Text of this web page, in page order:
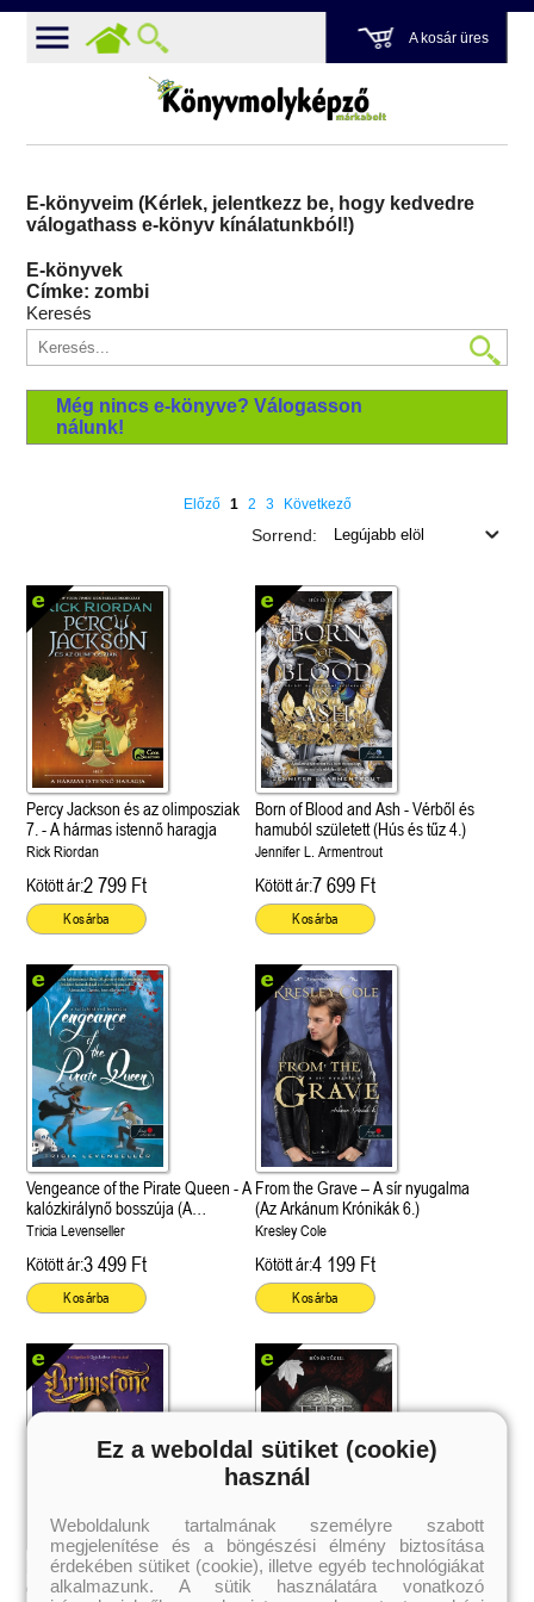
A kosár üres
cél (Off-Campus 4.)
olvasható!
21.
Grace and Glory - Kegyelem és
dicsőség (Az Előhírnök-trilógia
3.)Különleges éldekorált kiadás!
31.
Bad Girl Reputation
lány (Avalon Bay 2.)
Elle Kennedy
E-könyveim (Kérlek, jelentkezz be, hogy kedvedre
válogathass e-könyv kínálatunkból!)
E-könyvek
Címke: zombi
Keresés
Még nincs e-könyve? Válogasson
nálunk!
Előző 1 2 3 Következő
Sorrend:
Percy Jackson és az olimposziak
7. - A hármas istennő haragja
Rick Riordan
Kötött ár:2 799 Ft
Kosárba
Born of Blood and Ash - Vérből és
hamuból született (Hús és tűz 4.)
Jennifer L. Armentrout
Kötött ár:7 699 Ft
Kosárba
Vengeance of the Pirate Queen - A
kalózkirálynő bosszúja (A
kalózkirály lánya 3.)
Tricia Levenseller
Kötött ár:3 499 Ft
Kosárba
From the Grave – A sír nyugalma
(Az Arkánum Krónikák 6.)
Kresley Cole
Kötött ár:4 199 Ft
Kosárba
Brimstone (Tündék és Alkímia 2.)
Callie Hart
A Fire in the Flesh - Tűz a húsban
(Hús és tűz 3.)
Ez a weboldal sütiket (cookie)
használ
Weboldalunk tartalmának személyre szabott
megjelenítése és a böngészési élmény biztosítása
érdekében sütiket (cookie), illetve egyéb technológiákat
alkalmazunk. A sütik használatára vonatkozó